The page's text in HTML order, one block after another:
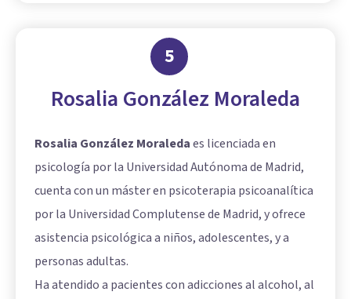
5
Rosalia González Moraleda
Rosalia González Moraledaes licenciada en
psicología por la Universidad Autónoma de Madrid,
cuenta con un máster en psicoterapia psicoanalítica
por la Universidad Complutense de Madrid, y ofrece
asistencia psicológica a niños, adolescentes, y a
personas adultas.
Ha atendido a pacientes con adicciones al alcohol, al